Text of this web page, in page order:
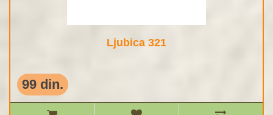
Ljubica 321
99 din.